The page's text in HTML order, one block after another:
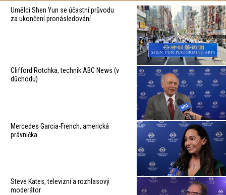
Umělci Shen Yun se účastní průvodu
za ukončení pronásledování
Clifford Rotchka, technik ABC News (v
důchodu)
Mercedes Garcia-French, americká
právnička
Steve Kates, televizní a rozhlasový
moderátor